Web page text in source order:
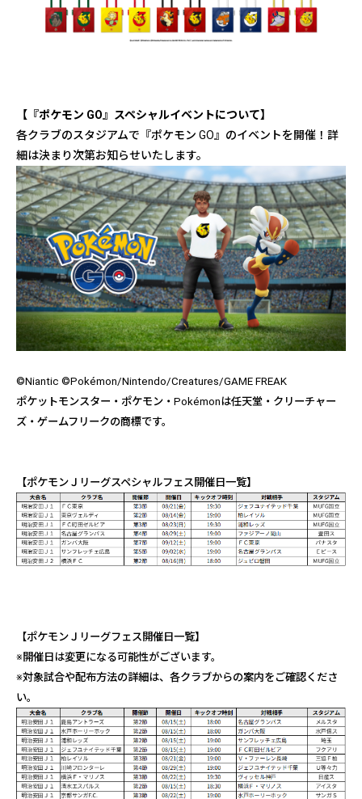
【『ポケモン GO』スペシャルイベントについて】
各クラブのスタジアムで『ポケモン GO』のイベントを開催！詳
細は決まり次第お知らせいたします。
©Niantic ©Pokémon/Nintendo/Creatures/GAME FREAK
ポケットモンスター・ポケモン・Pokémonは任天堂・クリーチャー
ズ・ゲームフリークの商標です。
【ポケモンＪリーグスペシャルフェス開催日一覧】
【ポケモンＪリーグフェス開催日一覧】
※開催日は変更になる可能性がございます。
※対象試合や配布方法の詳細は、各クラブからの案内をご確認くださ
い。